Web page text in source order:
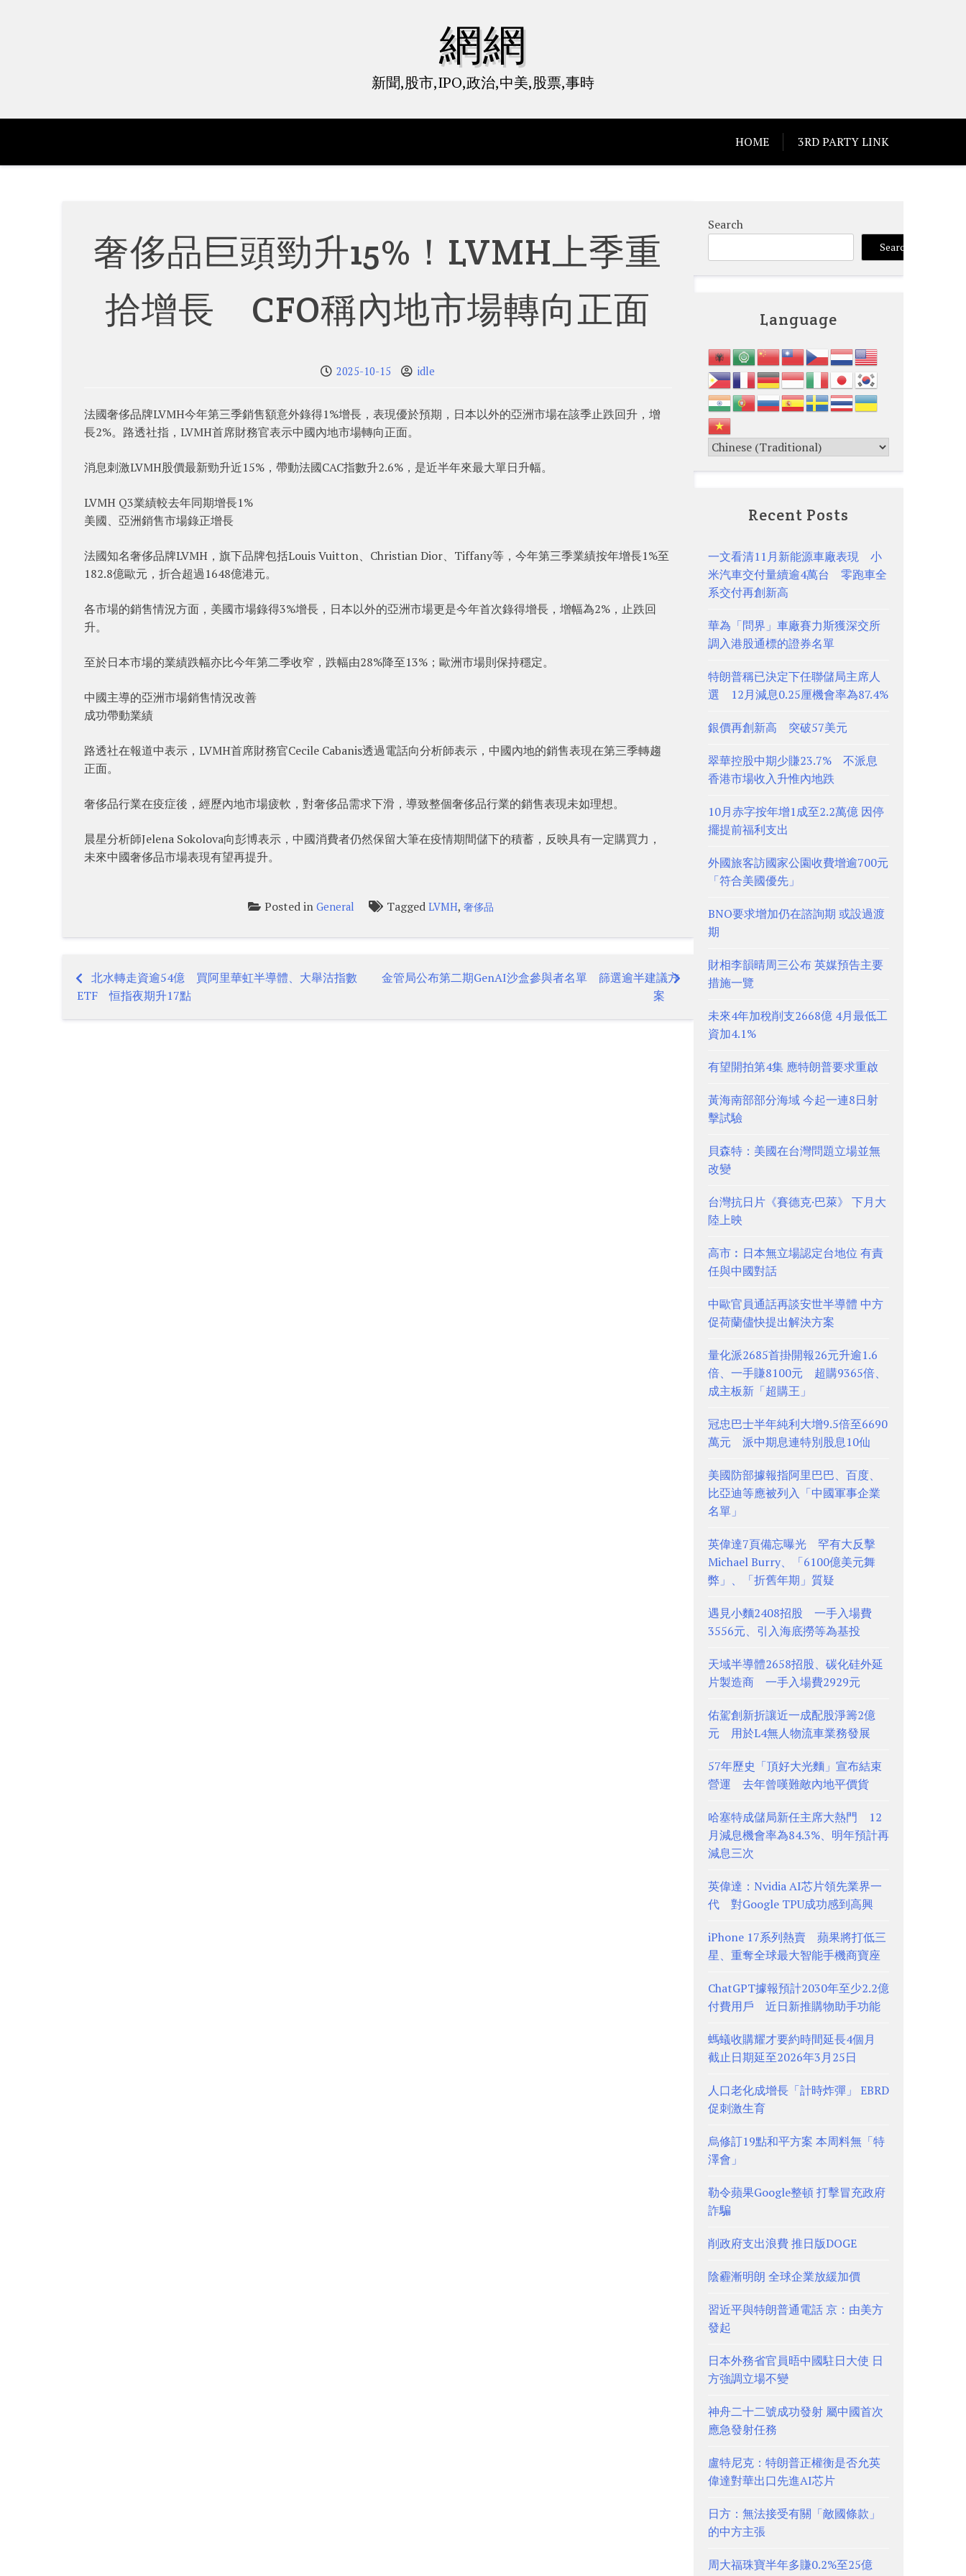
網網
新聞,股市,IPO,政治,中美,股票,事時
HOME 3RD PARTY LINK
奢侈品巨頭勁升15%！LVMH上季重
拾增長 CFO稱內地市場轉向正面
2025-10-15 idle
法國奢侈品牌LVMH今年第三季銷售額意外錄得1%增長，表現優於預期，日本以外的亞洲市場在該季止跌回升，增
長2%。路透社指，LVMH首席財務官表示中國內地市場轉向正面。
消息刺激LVMH股價最新勁升近15%，帶動法國CAC指數升2.6%，是近半年來最大單日升幅。
LVMH Q3業績較去年同期增長1%
美國、亞洲銷售市場錄正增長
法國知名奢侈品牌LVMH，旗下品牌包括Louis Vuitton、Christian Dior、Tiffany等，今年第三季業績按年增長1%至
182.8億歐元，折合超過1648億港元。
各市場的銷售情況方面，美國市場錄得3%增長，日本以外的亞洲市場更是今年首次錄得增長，增幅為2%，止跌回
升。
至於日本市場的業績跌幅亦比今年第二季收窄，跌幅由28%降至13%；歐洲市場則保持穩定。
中國主導的亞洲市場銷售情況改善
成功帶動業績
路透社在報道中表示，LVMH首席財務官Cecile Cabanis透過電話向分析師表示，中國內地的銷售表現在第三季轉趨
正面。
奢侈品行業在疫症後，經歷內地市場疲軟，對奢侈品需求下滑，導致整個奢侈品行業的銷售表現未如理想。
晨星分析師Jelena Sokolova向彭博表示，中國消費者仍然保留大筆在疫情期間儲下的積蓄，反映具有一定購買力，
未來中國奢侈品市場表現有望再提升。
Posted in General Tagged LVMH, 奢侈品
Post
navigation
北水轉走資逾54億 買阿里華虹半導體、大舉沽指數
ETF 恒指夜期升17點
金管局公布第二期GenAI沙盒參與者名單 篩選逾半建議方
案
Search
Search
Language
Recent Posts
一文看清11月新能源車廠表現 小
米汽車交付量續逾4萬台 零跑車全
系交付再創新高
華為「問界」車廠賽力斯獲深交所
調入港股通標的證券名單
特朗普稱已決定下任聯儲局主席人
選 12月減息0.25厘機會率為87.4%
銀價再創新高 突破57美元
翠華控股中期少賺23.7% 不派息
香港市場收入升惟內地跌
10月赤字按年增1成至2.2萬億 因停
擺提前福利支出
外國旅客訪國家公園收費增逾700元
「符合美國優先」
BNO要求增加仍在諮詢期 或設過渡
期
財相李韻晴周三公布 英媒預告主要
措施一覽
未來4年加稅削支2668億 4月最低工
資加4.1%
有望開拍第4集 應特朗普要求重啟
黃海南部部分海域 今起一連8日射
擊試驗
貝森特：美國在台灣問題立場並無
改變
台灣抗日片《賽德克·巴萊》 下月大
陸上映
高市︰日本無立場認定台地位 有責
任與中國對話
中歐官員通話再談安世半導體 中方
促荷蘭儘快提出解決方案
量化派2685首掛開報26元升逾1.6
倍、一手賺8100元 超購9365倍、
成主板新「超購王」
冠忠巴士半年純利大增9.5倍至6690
萬元 派中期息連特別股息10仙
美國防部據報指阿里巴巴、百度、
比亞迪等應被列入「中國軍事企業
名單」
英偉達7頁備忘曝光 罕有大反擊
Michael Burry、「6100億美元舞
弊」、「折舊年期」質疑
遇見小麵2408招股 一手入場費
3556元、引入海底撈等為基投
天域半導體2658招股、碳化硅外延
片製造商 一手入場費2929元
佑駕創新折讓近一成配股淨籌2億
元 用於L4無人物流車業務發展
57年歷史「頂好大光麵」宣布結束
營運 去年曾嘆難敵內地平價貨
哈塞特成儲局新任主席大熱門 12
月減息機會率為84.3%、明年預計再
減息三次
英偉達：Nvidia AI芯片領先業界一
代 對Google TPU成功感到高興
iPhone 17系列熱賣 蘋果將打低三
星、重奪全球最大智能手機商寶座
ChatGPT據報預計2030年至少2.2億
付費用戶 近日新推購物助手功能
螞蟻收購耀才要約時間延長4個月
截止日期延至2026年3月25日
人口老化成增長「計時炸彈」 EBRD
促刺激生育
烏修訂19點和平方案 本周料無「特
澤會」
勒令蘋果Google整頓 打擊冒充政府
詐騙
削政府支出浪費 推日版DOGE
陰霾漸明朗 全球企業放緩加價
習近平與特朗普通電話 京：由美方
發起
日本外務省官員晤中國駐日大使 日
方強調立場不變
神舟二十二號成功發射 屬中國首次
應急發射任務
盧特尼克：特朗普正權衡是否允英
偉達對華出口先進AI芯片
日方：無法接受有關「敵國條款」
的中方主張
周大福珠寶半年多賺0.2%至25億